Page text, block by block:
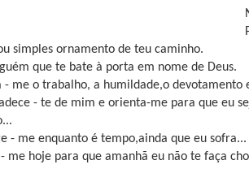
simples ornamento de teu caminho.
que te bate à porta em nome de Deus.
- me o trabalho, a humildade,o devotamento
- te de mim e orienta-me para que eu
- me enquanto é tempo,ainda que eu sofra...
me hoje para que amanhã eu não te faça